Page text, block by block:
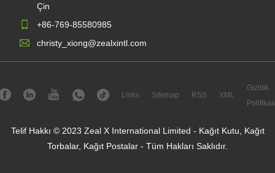
Çin
+86-769-85580985
christy_xiong@zealxintl.com
Links Sitemap RSS XML
Gizlilik
Telif Hakkı © 2023 Zeal X International Limited - Kağıt Kutu, Kağıt
Torbalar, Kağıt Postalar - Tüm Hakları Saklıdır.